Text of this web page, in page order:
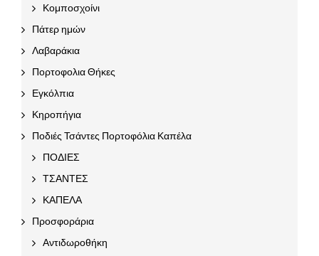
Κομποσχοίνι
Πάτερ ημών
Λαβαράκια
Πορτοφολια Θήκες
Εγκόλπια
Κηροπήγια
Ποδιές Τσάντες Πορτοφόλια Καπέλα
ΠΟΔΙΕΣ
ΤΣΑΝΤΕΣ
ΚΑΠΕΛΑ
Προσφοράρια
Αντιδωροθήκη